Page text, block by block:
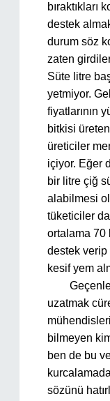
bıraktıkları
destek
durum söz
zaten
Süte litre
yetmiyor.
fiyatlarının
bitkisi
üreticiler
içiyor. Eğer
bir litre çiğ
alabilmesi
tüketiciler
ortalama 70
destek
kesif yem
uzatmak
bilmeyen
ben de bu
sözünü